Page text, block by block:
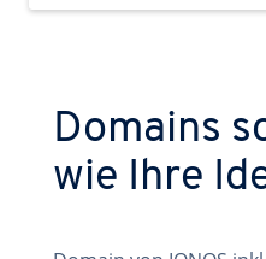
Domains
wie Ihre